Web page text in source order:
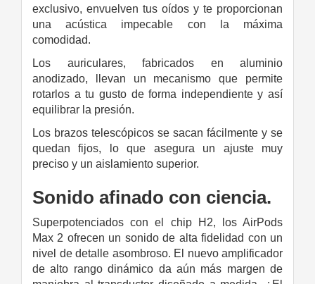
exclusivo, envuelven tus oídos y te proporcionan
una acústica impecable con la máxima
comodidad.
Los auriculares, fabricados en aluminio
anodizado, llevan un mecanismo que permite
rotarlos a tu gusto de forma independiente y así
equilibrar la presión.
Los brazos telescópicos se sacan fácilmente y se
quedan fijos, lo que asegura un ajuste muy
preciso y un aislamiento superior.
Sonido afinado con ciencia.
Superpotenciados con el chip H2, los AirPods
Max 2 ofrecen un sonido de alta fidelidad con un
nivel de detalle asombroso. El nuevo amplificador
de alto rango dinámico da aún más margen de